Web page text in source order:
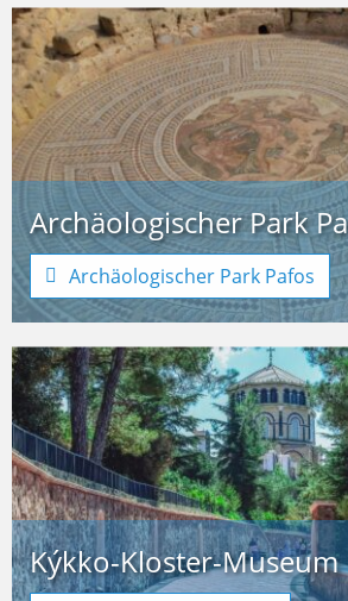
Archäologischer Park
Archäologischer Park Pafos
Kýkko-Kloster-Museum